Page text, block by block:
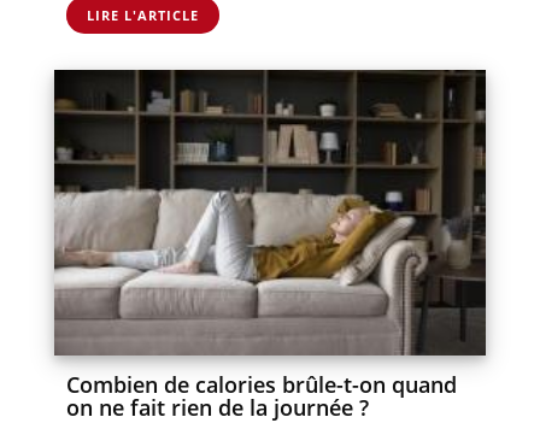
LIRE L'ARTICLE
Combien de calories brûle-t-on quand
on ne fait rien de la journée ?